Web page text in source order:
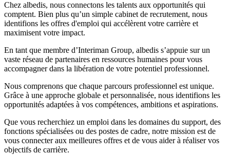
Chez albedis, nous connectons les talents aux opportunités qui
comptent. Bien plus qu’un simple cabinet de recrutement, nous
identifions les offres d'emploi qui accélèrent votre carrière et
maximisent votre impact.
En tant que membre d’Interiman Group, albedis s’appuie sur un
vaste réseau de partenaires en ressources humaines pour vous
accompagner dans la libération de votre potentiel professionnel.
Nous comprenons que chaque parcours professionnel est unique.
Grâce à une approche globale et personnalisée, nous identifions les
opportunités adaptées à vos compétences, ambitions et aspirations.
Que vous recherchiez un emploi dans les domaines du support, des
fonctions spécialisées ou des postes de cadre, notre mission est de
vous connecter aux meilleures offres et de vous aider à réaliser vos
objectifs de carrière.